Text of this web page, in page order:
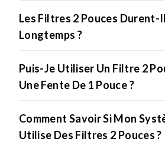
Les Filtres 2 Pouces Durent-
Longtemps ?
Puis-Je Utiliser Un Filtre 2
Une Fente De 1 Pouce ?
Comment Savoir Si Mon
Utilise Des Filtres 2 Pouces ?